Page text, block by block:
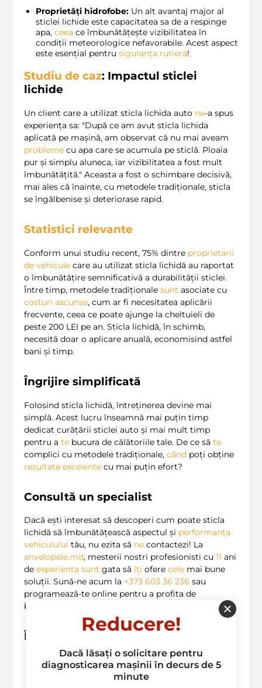
Proprietăți hidrofobe: Un alt avantaj major al
sticlei lichide este capacitatea sa de a respinge
apa, ceea ce îmbunătățește vizibilitatea în
condiții meteorologice nefavorabile. Acest aspect
este esențial pentru siguranța rutieră!
Studiu de caz: Impactul sticlei
lichide
Un client care a utilizat sticla lichida auto ne-a spus
experiența sa: "După ce am avut sticla lichida
aplicată pe mașină, am observat că nu mai aveam
probleme cu apa care se acumula pe sticlă. Ploaia
pur și simplu aluneca, iar vizibilitatea a fost mult
îmbunătățită." Aceasta a fost o schimbare decisivă,
mai ales că înainte, cu metodele tradiționale, sticla
se îngălbenise și deteriorase rapid.
Statistici relevante
Conform unui studiu recent, 75% dintre proprietarii
de vehicule care au utilizat sticla lichidă au raportat
o îmbunătățire semnificativă a durabilității sticlei.
Între timp, metodele tradiționale sunt asociate cu
costuri ascunse, cum ar fi necesitatea aplicării
frecvente, ceea ce poate ajunge la cheltuieli de
peste 200 LEI pe an. Sticla lichidă, în schimb,
necesită doar o aplicare anuală, economisind astfel
bani și timp.
Îngrijire simplificată
Folosind sticla lichidă, întreținerea devine mai
simplă. Acest lucru înseamnă mai puțin timp
dedicat curățării sticlei auto și mai mult timp
pentru a te bucura de călătoriile tale. De ce să te
complici cu metodele tradiționale, când poți obține
rezultate excelente cu mai puțin efort?
Consultă un specialist
Dacă ești interesat să descoperi cum poate sticla
lichidă să îmbunătățească aspectul și performanța
vehiculului tău, nu ezita să ne contactezi! La
anvelopele.md, mesterii nostri profesionisti cu 11 ani
de experienta sunt gata să îți ofere cele mai bune
soluții. Sună-ne acum la +373 603 36 236 sau
programează-te online pentru a profita de
beneficiile sticlei lichide!
Întrebări frecvente
Ce este sticla lichida?Este un produs
care se aplică pesticla autopentru a
crea o barieră protectoare.
Reducere!
Dacă lăsați o solicitare pentru
diagnosticarea mașinii în decurs de 5
minute